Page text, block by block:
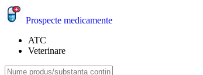
Prospecte medicamente
ATC
Veterinare